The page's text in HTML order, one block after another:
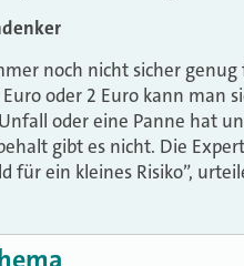
noch nicht sicher
Euro oder 2 Euro kann man
oder eine Panne hat
gibt es nicht. Die
für ein kleines Risiko”,